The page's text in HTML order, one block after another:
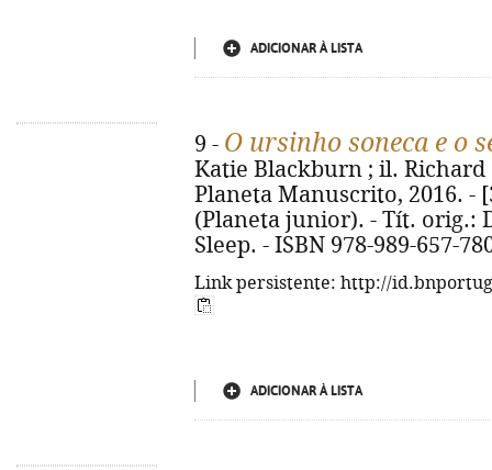
ADICIONAR À LISTA
9 - O ursinho soneca e o
Katie Blackburn ; il. Richard
Planeta Manuscrito, 2016. -
(Planeta junior). - Tít. orig.:
Sleep. - ISBN 978-989-657-
Link persistente: http://
ADICIONAR À LISTA